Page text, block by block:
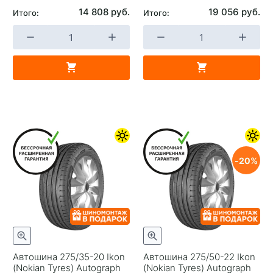
Итого: 14 808 руб. Итого: 19 056 руб.
Автошина 275/35-20 Ikon
(Nokian Tyrеs) Autograph
Автошина 275/50-22 Ikon
(Nokian Tyrеs) Autograph
20